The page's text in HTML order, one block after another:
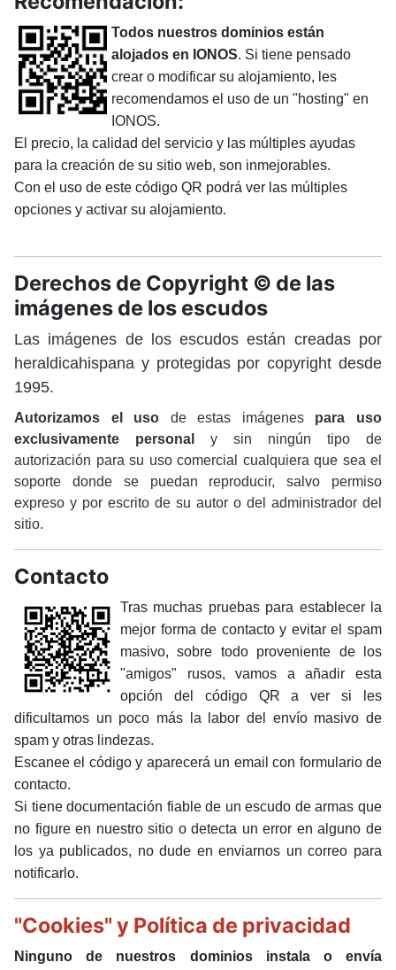
Todos nuestros dominios están
alojados en IONOS. Si tiene pensado
crear o modificar su alojamiento, les
recomendamos el uso de un "hosting" en
IONOS.
El precio, la calidad del servicio y las múltiples ayudas
para la creación de su sitio web, son inmejorables.
Con el uso de este código QR podrá ver las múltiples
opciones y activar su alojamiento.
Derechos de Copyright © de las
imágenes de los escudos
Las imágenes de los escudos están creadas por
heraldicahispana y protegidas por copyright desde
1995.
Autorizamos el uso de estas imágenes para uso
exclusivamente personal
y sin ningún tipo de
autorización para su uso comercial cualquiera que sea el
soporte donde se puedan reproducir, salvo permiso
expreso y por escrito de su autor o del administrador del
sitio.
Contacto
Tras muchas pruebas para establecer la
mejor forma de contacto y evitar el spam
masivo, sobre todo proveniente de los
"amigos" rusos, vamos a añadir esta
opción del código QR a ver si les
dificultamos un poco más la labor del envío masivo de
spam y otras lindezas.
Escanee el código y aparecerá un email con formulario de
contacto.
Si tiene documentación fiable de un escudo de armas que
no figure en nuestro sitio o detecta un error en alguno de
los ya publicados, no dude en enviarnos un correo para
notificarlo.
"Cookies" y Política de privacidad
Ninguno de nuestros dominios instala o envía